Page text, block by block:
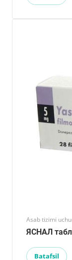
Asab tizimi
ЯСНАЛ
Batafsil